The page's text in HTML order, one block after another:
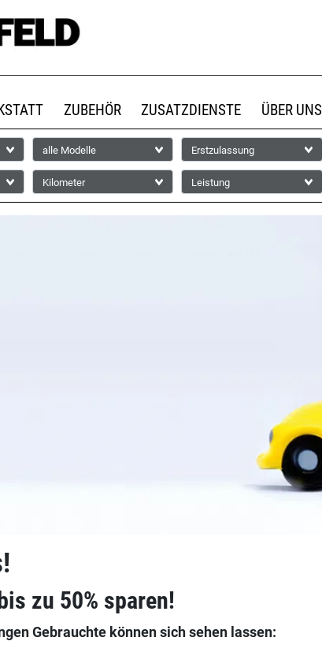
ZUBEHÖR ZUSATZDIENSTE ÜBER UNS
zu 50% sparen!
Gebrauchte können sich sehen lassen: